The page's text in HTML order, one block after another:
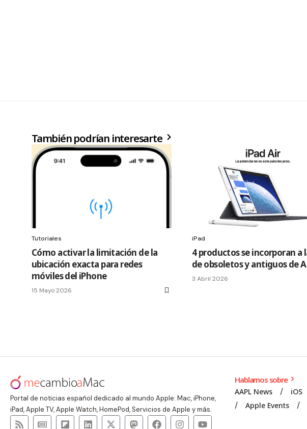
También podrían interesarte
Tutoriales
Cómo activar la limitación de la
ubicación exacta para redes
móviles del iPhone
15 Mayo 2026
iPad
4 productos se incorporan a
de obsoletos y antiguos de
3 Abril 2026
Portal de noticias español dedicado al mundo Apple: Mac, iPhone,
iPad, Apple TV, Apple Watch, HomePod, Servicios de Apple y más.
Hablamos sobre
AAPL News iOS
Apple Events